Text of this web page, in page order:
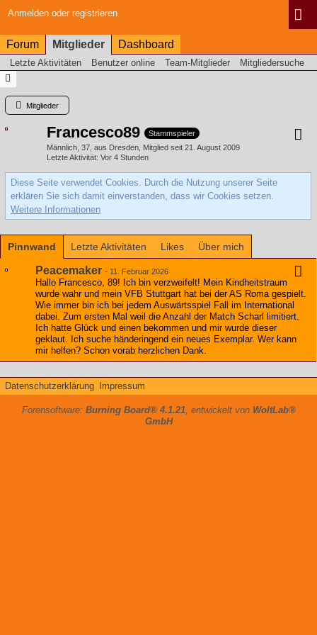
Anmelden oder registrieren
Forum Mitglieder Dashboard
Letzte Aktivitäten Benutzer online Team-Mitglieder Mitgliedersuche
Mitglieder
Francesco89
Stammspieler
Männlich 37 aus Dresden Mitglied seit 21. August 2009
Letzte Aktivität Vor 4 Stunden
Diese Seite verwendet Cookies. Durch die Nutzung unserer Seite
erklären Sie sich damit einverstanden, dass wir Cookies setzen.
Weitere Informationen
Pinnwand Letzte Aktivitäten Likes Über mich
Peacemaker - 11. Februar 2026
Hallo Francesco, 89! Ich bin verzweifelt! Mein Kindheitstraum
wurde wahr und mein VFB Stuttgart hat bei der AS Roma gespielt.
Wie immer bin ich bei jedem Auswärtsspiel Fall im International
dabei. Zum ersten Mal weil die Anzahl der Match Scharl limitiert.
Ich hatte Glück und einen bekommen und mir wurde dieser
geklaut. Ich suche händeringend ein neues Exemplar. Wer kann
mir helfen? Schon vorab herzlichen Dank.
Datenschutzerklärung Impressum
Forensoftware: Burning Board® 4.1.21, entwickelt von WoltLab®
GmbH